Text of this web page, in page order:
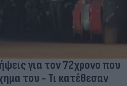
για τον 72χρονο που
του - Τι κατέθεσαν